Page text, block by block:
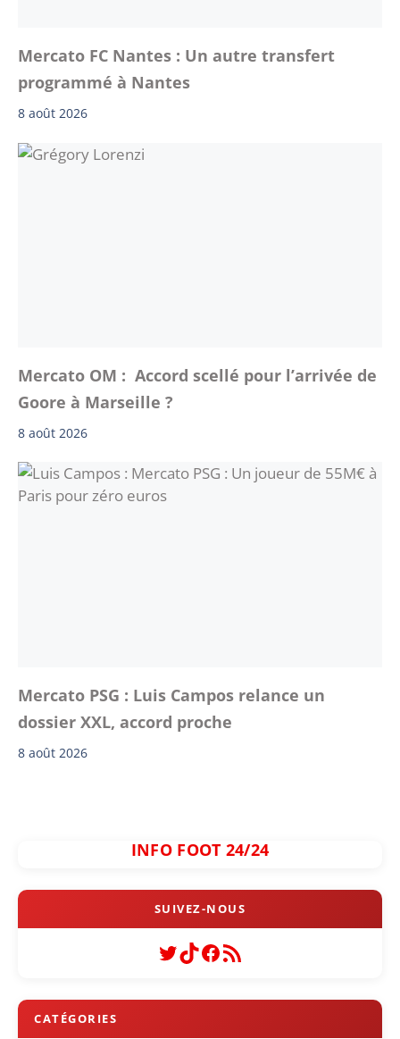
Mercato FC Nantes : Un autre transfert
programmé à Nantes
8 août 2026
Mercato OM : Accord scellé pour l’arrivée de
Goore à Marseille ?
8 août 2026
Mercato PSG : Luis Campos relance un
dossier XXL, accord proche
8 août 2026
INFO FOOT 24/24
Twitter
TikTok
Facebook
Flux RSS